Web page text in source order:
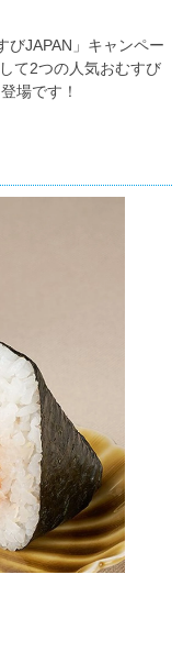
びJAPAN」キャンペー
て2つの人気おむすび
場です！